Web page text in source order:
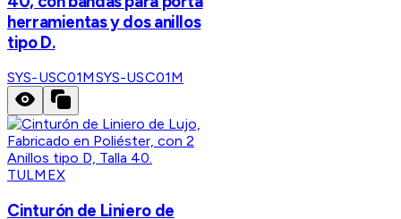
herramientas y dos anillos
tipo D.
SYS-USC01MSYS-USC01M
TULMEX
Cinturón de Liniero de